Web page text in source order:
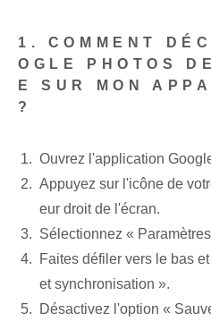
1. COMMENT
OGLE PHOTOS
E SUR MON
?
Ouvrez l'application
Appuyez sur l'icône de
eur droit de l'écran.
Sélectionnez «
Faites défiler vers le bas
et synchronisation ».
Désactivez l'option «